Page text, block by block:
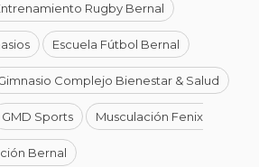
Rugby Bernal
Escuela Fútbol Bernal
Complejo Bienestar & Salud
GMD Sports Musculación Fenix
Bernal